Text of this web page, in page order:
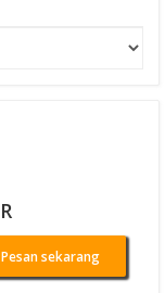
Pesan sekarang